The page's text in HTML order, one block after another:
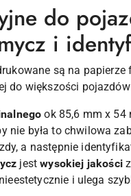
do
i
są na papierze
do większości
ok 85,6 mm x 54
nie była to chwilowa
a następnie
jestwysokiej jakości
i ulega